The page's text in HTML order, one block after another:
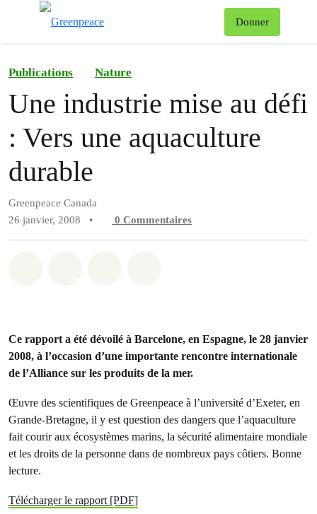
Donner
Publications Nature
Une industrie mise au défi
: Vers une aquaculture
durable
Greenpeace Canada
26 janvier, 2008
• 0 Commentaires
Ce rapport a été dévoilé à Barcelone, en Espagne, le 28 janvier
2008, à l’occasion d’une importante rencontre internationale
de l’Alliance sur les produits de la mer.
Œuvre des scientifiques de Greenpeace à l’université d’Exeter, en
Grande-Bretagne, il y est question des dangers que l’aquaculture
fait courir aux écosystèmes marins, la sécurité alimentaire mondiale
et les droits de la personne dans de nombreux pays côtiers. Bonne
lecture.
Télécharger le rapport [PDF]